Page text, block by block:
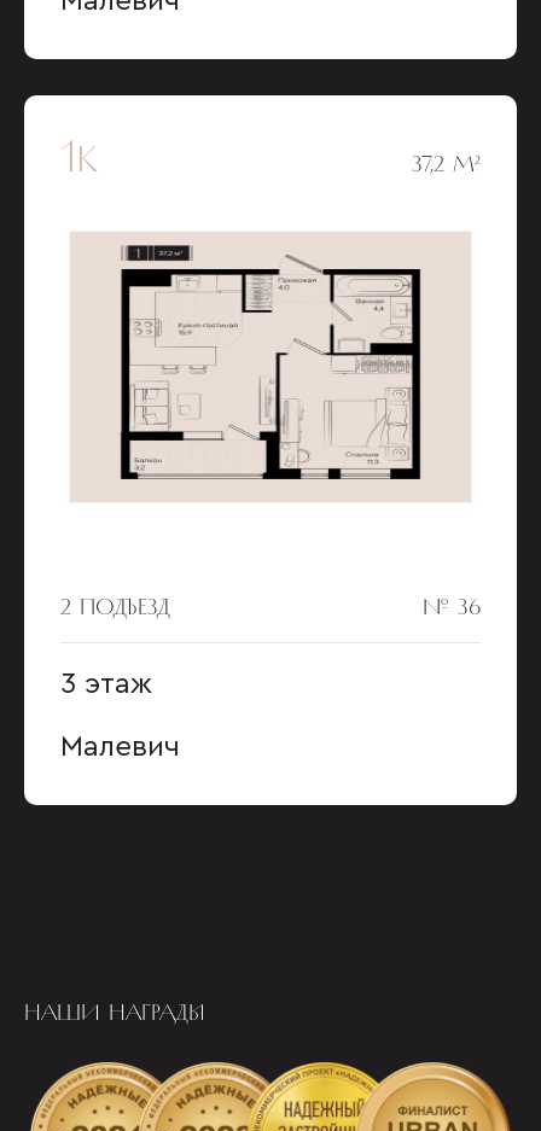
1к 37,2 М²
2 ПОДЪЕЗД № 36
3 этаж
Малевич
НАШИ НАГРАДЫ